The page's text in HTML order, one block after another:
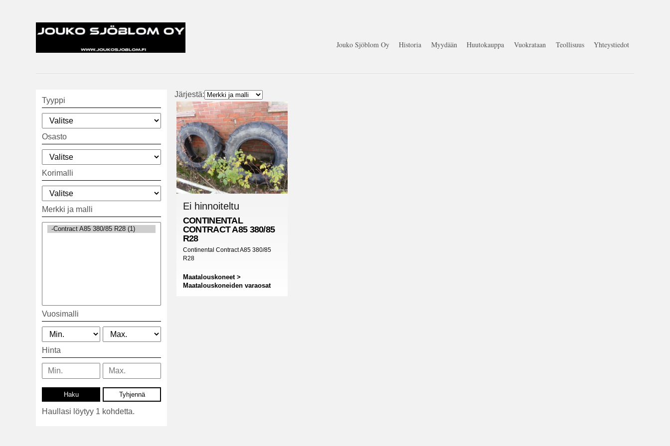
Jouko Sjöblom Oy Historia Myydään Huutokauppa Vuokrataan Teollisuus Yhteystiedot
Tyyppi
Osasto
Korimalli
Merkki ja malli
Vuosimalli
Hinta
Haullasi löytyy 1 kohdetta.
Järjestä:
Ei hinnoiteltu
CONTINENTAL
CONTRACT A85 380/85
R28
Continental Contract A85 380/85
R28
Maatalouskoneet >
Maatalouskoneiden varaosat